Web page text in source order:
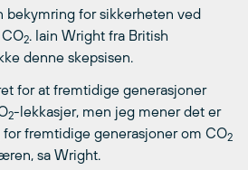
bekymring for sikkerheten ved
2. Iain Wright fra British
denne skepsisen.
for at fremtidige generasjoner
2-lekkasjer, men jeg mener det er
fremtidige generasjoner om CO2
sa Wright.